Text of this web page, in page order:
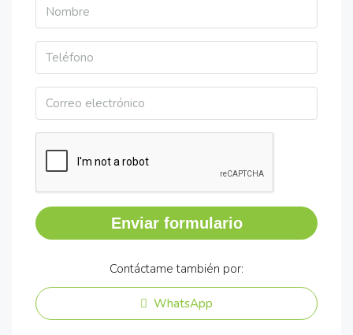
Enviar formulario
Contáctame también por:
WhatsApp